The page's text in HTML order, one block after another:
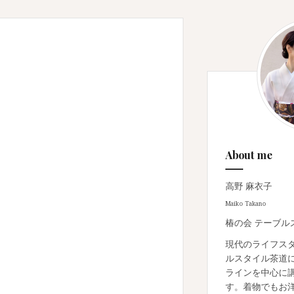
About me
高野 麻衣子
Maiko Takano
椿の会 テーブル
現代のライフス
ルスタイル茶道
ラインを中心に
す。着物でもお